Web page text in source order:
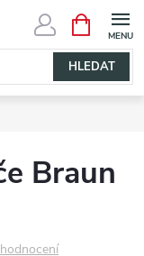
HLEDAT
NÁKUPNÍ
KOŠÍK
Braun